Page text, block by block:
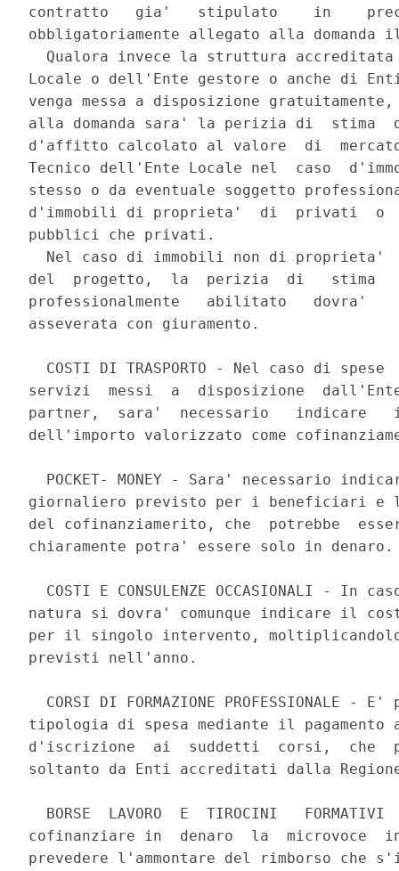
contratto   gia'   stipulato    in
obbligatoriamente allegato alla
Qualora invece la struttura
Locale o dell'Ente gestore o anche di
venga messa a disposizione
alla domanda sara' la perizia di  stima
d'affitto calcolato al valore  di
Tecnico dell'Ente Locale nel  caso
stesso o da eventuale soggetto
d'immobili di proprieta'  di  privati
pubblici che privati.
Nel caso di immobili non di proprieta'
del  progetto,  la  perizia  di   stima
professionalmente   abilitato   dovra'
asseverata con giuramento.
COSTI DI TRASPORTO - Nel caso di spese
servizi  messi  a  disposizione
partner,  sara'  necessario
dell'importo valorizzato come
POCKET- MONEY - Sara' necessario
giornaliero previsto per i beneficiari e
del cofinanziamerito, che  potrebbe
chiaramente potra' essere solo in
COSTI E CONSULENZE OCCASIONALI - In
natura si dovra' comunque indicare il
per il singolo intervento,
previsti nell'anno.
CORSI DI FORMAZIONE PROFESSIONALE - E'
tipologia di spesa mediante il
d'iscrizione  ai  suddetti  corsi,  che
soltanto da Enti accreditati dalla
BORSE  LAVORO  E  TIROCINI   FORMATIVI
cofinanziare in  denaro  la  microvoce
prevedere l'ammontare del rimborso che